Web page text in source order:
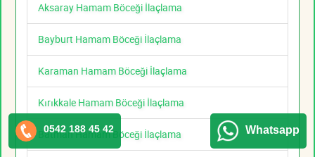
Aksaray Hamam Böceği İlaçlama
Bayburt Hamam Böceği İlaçlama
Karaman Hamam Böceği İlaçlama
Kırıkkale Hamam Böceği İlaçlama
Batman Hamam Böceği İlaçlama
0542 188 45 42 Whatsapp